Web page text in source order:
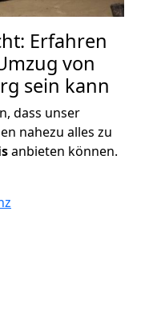
Erfahren
von
sein kann
dass unser
nahezu alles zu
anbieten können.